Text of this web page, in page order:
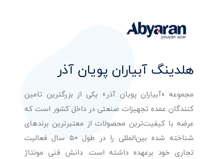
هلدینگ آبیاران پویان آذر
مجموعه «آبیاران پویان آذر» یکی از بزرگترین تامین
کنندگان عمده تجهیزات صنعتی در داخل کشور است که
عرضه با کیفیت‌ترین محصولات از معتبرترین برندهای
شناخته شده بین‌المللی را در طول 50 سال فعالیت
تجاری خود برعهده داشته است. دانش فنی مونتاژ